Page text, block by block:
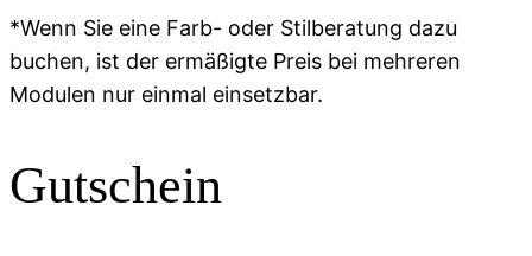
*Wenn Sie eine Farb- oder Stilberatung dazu
buchen, ist der ermäßigte Preis bei mehreren
Modulen nur einmal einsetzbar.
Gutschein